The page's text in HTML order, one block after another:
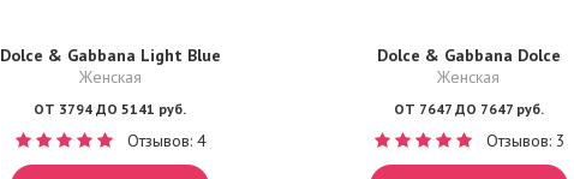
Dolce & Gabbana Light Blue
Женская
ОТ 3794 ДО 5141 руб.
Отзывов: 4
Dolce & Gabbana Dolce
Женская
ОТ 7647 ДО 7647 руб.
Отзывов: 3